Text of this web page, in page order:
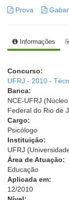
Prova
Informações
Concurso:
UFRJ - 2010 -
Banca:
NCE-UFRJ
Federal do Rio de
Cargo:
Psicólogo
Instituição:
UFRJ
Área de Atuação:
Educação
Aplicada em:
12/2010